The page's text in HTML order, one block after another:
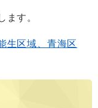
す。
生区域、青海区